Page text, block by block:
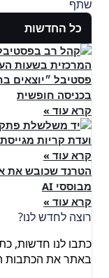
שתף
כל החדשות
בכניסה חופשית
קרא עוד »
ועדת קריות
קרא עוד »
הטרנד שכובש את
מבוססי AI
קרא עוד »
רוצה לחדש לנו?
כתבו לנו חדשות,
באתר את הכתבות